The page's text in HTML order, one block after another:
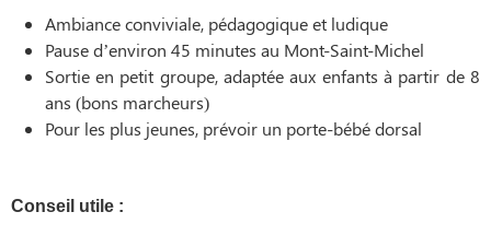
Ambiance conviviale, pédagogique et ludique
Pause d’environ 45 minutes au Mont-Saint-Michel
Sortie en petit groupe, adaptée aux enfants à partir de 8
ans (bons marcheurs)
Pour les plus jeunes, prévoir un porte-bébé dorsal
Conseil utile :